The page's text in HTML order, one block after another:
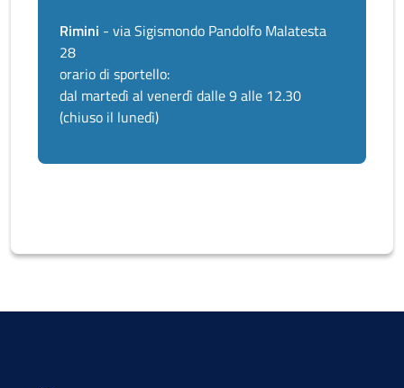
Rimini - via Sigismondo Pandolfo Malatesta
28
orario di sportello:
dal martedì al venerdì dalle 9 alle 12.30
(chiuso il lunedì)